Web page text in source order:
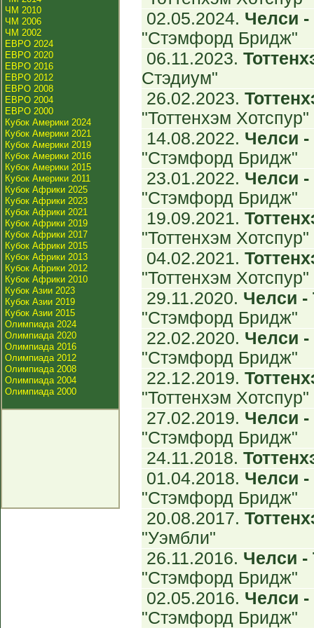
ЧМ 2010
ЧМ 2006
ЧМ 2002
ЕВРО 2024
ЕВРО 2020
ЕВРО 2016
ЕВРО 2012
ЕВРО 2008
ЕВРО 2004
ЕВРО 2000
Кубок Америки 2024
Кубок Америки 2021
Кубок Америки 2019
Кубок Америки 2016
Кубок Америки 2015
Кубок Америки 2011
Кубок Африки 2025
Кубок Африки 2023
Кубок Африки 2021
Кубок Африки 2019
Кубок Африки 2017
Кубок Африки 2015
Кубок Африки 2013
Кубок Африки 2012
Кубок Африки 2010
Кубок Азии 2023
Кубок Азии 2019
Кубок Азии 2015
Олимпиада 2024
Олимпиада 2020
Олимпиада 2016
Олимпиада 2012
Олимпиада 2008
Олимпиада 2004
Олимпиада 2000
02.05.2024. Челси -
"Стэмфорд Бридж"
06.11.2023.
Стэдиум"
26.02.2023.
"Тоттенхэм Хотспур"
14.08.2022. Челси -
"Стэмфорд Бридж"
23.01.2022. Челси -
"Стэмфорд Бридж"
19.09.2021.
"Тоттенхэм Хотспур"
04.02.2021.
"Тоттенхэм Хотспур"
29.11.2020. Челси -
"Стэмфорд Бридж"
22.02.2020. Челси -
"Стэмфорд Бридж"
22.12.2019.
"Тоттенхэм Хотспур"
27.02.2019. Челси -
"Стэмфорд Бридж"
24.11.2018.
01.04.2018. Челси -
"Стэмфорд Бридж"
20.08.2017.
"Уэмбли"
26.11.2016. Челси -
"Стэмфорд Бридж"
02.05.2016. Челси -
"Стэмфорд Бридж"